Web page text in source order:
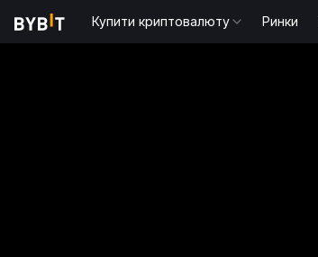
Купити криптовалюту Ринки